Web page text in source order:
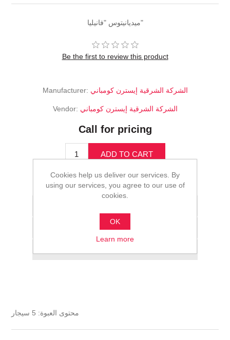
ميديانيتوس "فانيليا"
Be the first to review this product
Manufacturer: الشركة الشرقية إيسترن كومباني
Vendor: الشركة الشرقية إيسترن كومباني
Call for pricing
ADD TO CART
Please select the address you want to ship to
Add to compare list
محتوى العبوة: 5 سيجار
Cookies help us deliver our services. By
using our services, you agree to our use of
cookies.
OK
Learn more